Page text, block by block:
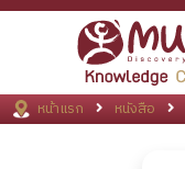
หน้าแรก หนังสือ